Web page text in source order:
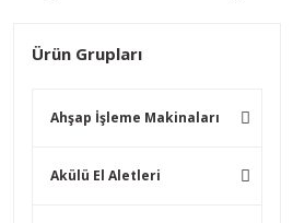
Ürün Grupları
Ahşap İşleme Makinaları
Akülü El Aletleri